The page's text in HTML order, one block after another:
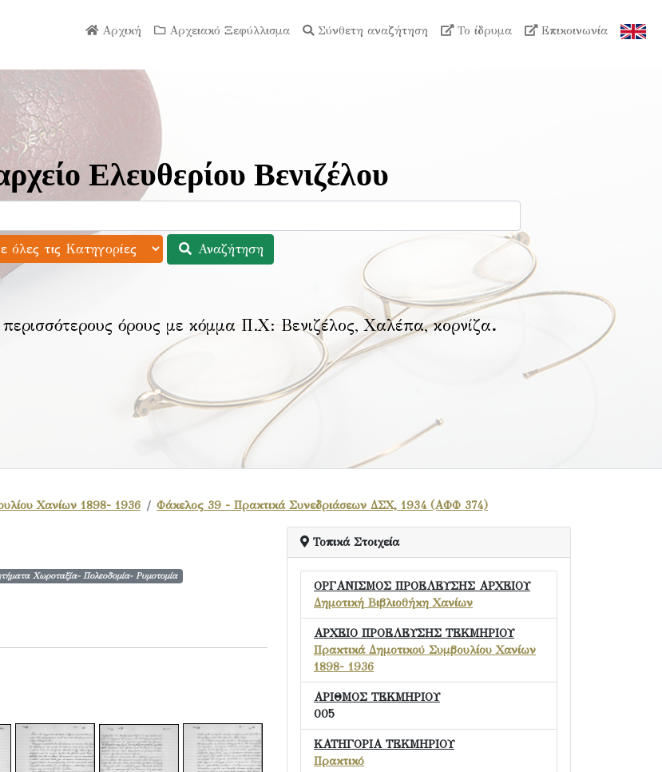
Αρχική Αρχειακό Ξεφύλλισμα Σύνθετη αναζήτηση Το ίδρυμα Επικοινωνία
Ελευθερίου Βενιζέλου
Αναζήτηση
όρους με κόμμα Π.Χ: Βενιζέλος, Χαλέπα, κορνίζα.
Χανίων 1898- 1936 Φάκελος 39 - Πρακτικά Συνεδριάσεων ΔΣΧ, 1934 (ΑΦΦ 374)
Χωροταξία- Πολεοδομία- Ρυμοτομία
Τοπικά Στοιχεία
ΟΡΓΑΝΙΣΜΟΣ ΠΡΟΕΛΕΥΣΗΣ ΑΡΧΕΙΟΥ
Δημοτική Βιβλιοθήκη Χανίων
ΑΡΧΕΙΟ ΠΡΟΕΛΕΥΣΗΣ ΤΕΚΜΗΡΙΟΥ
Πρακτικά Δημοτικού Συμβουλίου Χανίων
1898- 1936
ΑΡΙΘΜΟΣ ΤΕΚΜΗΡΙΟΥ
005
ΚΑΤΗΓΟΡΙΑ ΤΕΚΜΗΡΙΟΥ
Πρακτικό